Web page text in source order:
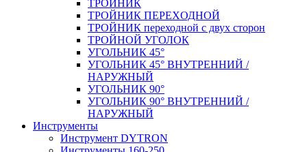
ТРОЙНИК
ТРОЙНИК ПЕРЕXОДНОЙ
ТРОЙНИК переходной с двух сторон
ТРОЙНОЙ УГОЛОК
УГОЛЬНИК 45°
УГОЛЬНИК 45° ВНУТРЕННИЙ /
НАРУЖНЫЙ
УГОЛЬНИК 90°
УГОЛЬНИК 90° ВНУТРЕННИЙ /
НАРУЖНЫЙ
Инструменты
Инструмент DYTRON